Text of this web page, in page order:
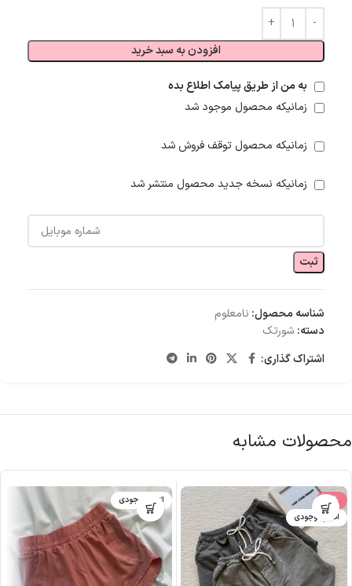
افزودن به سبد خرید
به من از طریق پیامک اطلاع بده
زمانیکه محصول موجود شد
زمانیکه محصول توقف فروش شد
زمانیکه نسخه جدید محصول منتشر شد
ثبت
شناسه محصول: نامعلوم
دسته: شورتک
اشتراک گذاری:
محصولات مشابه
-8%
اتمام موجودی
اتمام موجودی